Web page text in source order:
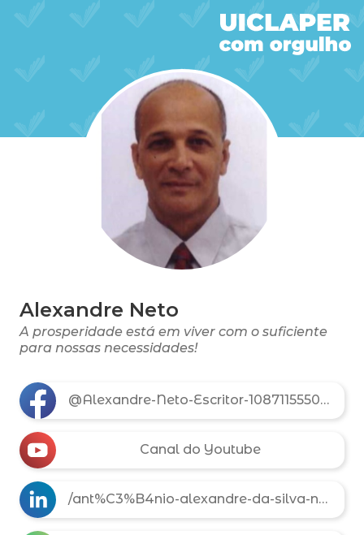
Alexandre Neto
A prosperidade está em viver com o suficiente
para nossas necessidades!
@Alexandre-Neto-Escritor-108711555002706
Canal do Youtube
/ant%C3%B4nio-alexandre-da-silva-neto-332333143